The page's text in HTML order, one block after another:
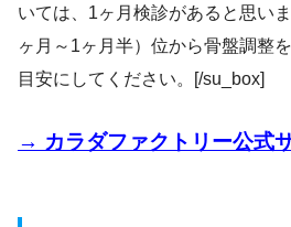
いては、1ヶ月検診があると思い
ヶ月～1ヶ月半）位から骨盤調整
目安にしてください。
[/su_box]
→ カラダファクトリー公式